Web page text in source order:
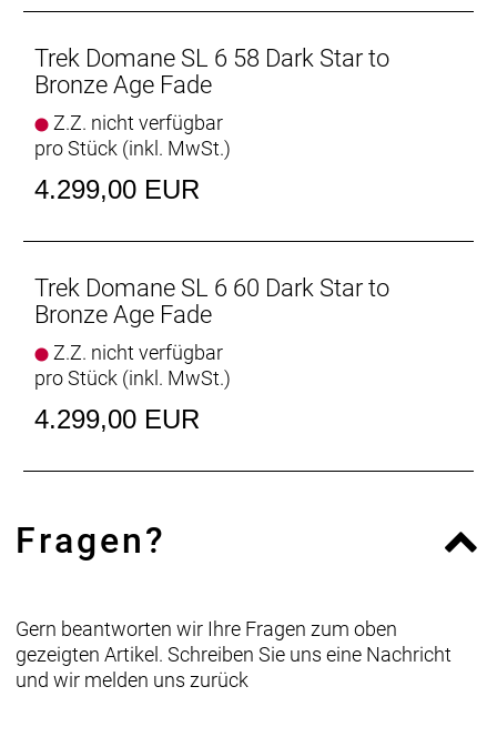
Scheibenbremsaufnahme, 12 x 100 mm
Steckachse
Schaltwerk vorne: Shimano 105 R7150 Di2,
Anlötversion, Down-Swing
Schaltwerk hinten: Shimano 105 R7150 Di2, 36 Z.
Kurbelsatz: Shimano 105 R7100, 50/34 Z., 165 mm
Kurbelarmlänge
Praxis, T47, mit Gewinde, innen gelagert
Kassette: Shimano 105 7101, 11-34 Z., 12fach
Kette: Shimano SLX M7100, 12fach
36 cm Oberlenkerbreite, 40 cm Unterlenkerbreite
Sattel: Verse Short Comp, Stahlstreben, 145 mm
Breite
Trek Domane SL 6 58 Dark Star to
Bronze Age Fade
Z.Z. nicht verfügbar
pro Stück (inkl. MwSt.)
4.299,00 EUR
Trek Domane SL 6 60 Dark Star to
Bronze Age Fade
Z.Z. nicht verfügbar
pro Stück (inkl. MwSt.)
4.299,00 EUR
Fragen?
Gern beantworten wir Ihre Fragen zum oben
gezeigten Artikel. Schreiben Sie uns eine Nachricht
und wir melden uns zurück